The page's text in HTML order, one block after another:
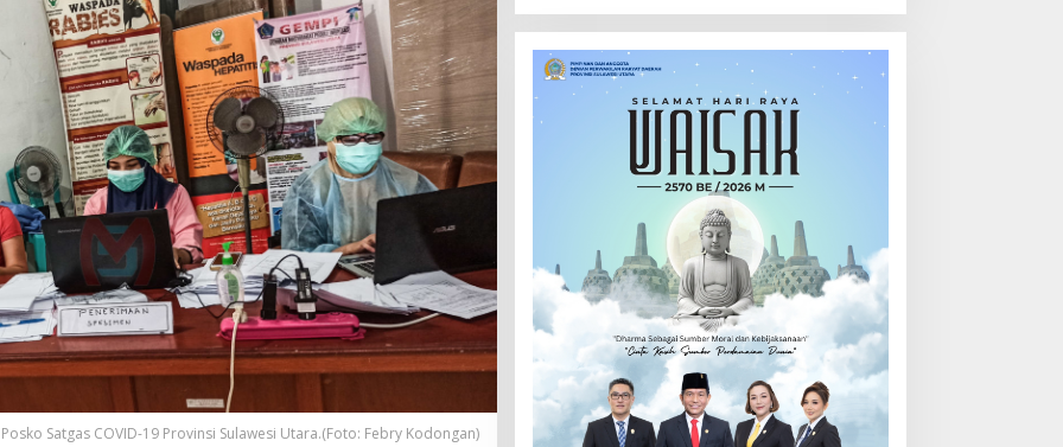
Satgas COVID-19 Provinsi Sulawesi Utara.(Foto: Febry Kodongan)